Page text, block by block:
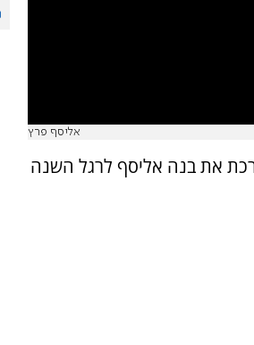
אליסף פרץ
את בנה אליסף לרגל השנה